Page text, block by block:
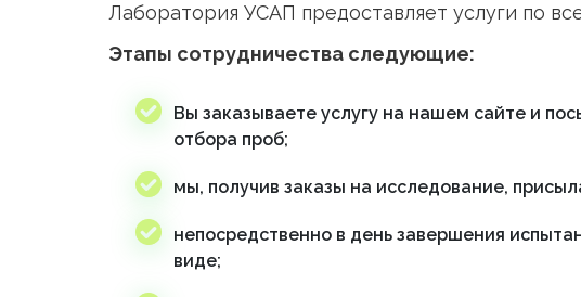
Лаборатория УСАП предоставляет услуги по
Этапы сотрудничества следующие:
Вы заказываете услугу на нашем сайте и
отбора проб;
мы, получив заказы на исследование,
непосредственно в день завершения
виде;